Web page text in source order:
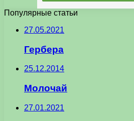
Популярные статьи
27.05.2021
Гербера
25.12.2014
Молочай
27.01.2021